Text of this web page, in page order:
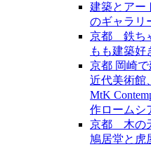
建築とアー
のギャラリ
京都 鉄ち
もも建築好
京都 岡崎
近代美術館
MtK
作ロームシ
京都 木の
鳩居堂と虎